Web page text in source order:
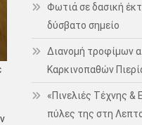
Φωτιά σε δασική
δύσβατο σημείο
Διανομή τροφίμων
Καρκινοπαθών
«Πινελιές Τέχνης &
πύλες της στη